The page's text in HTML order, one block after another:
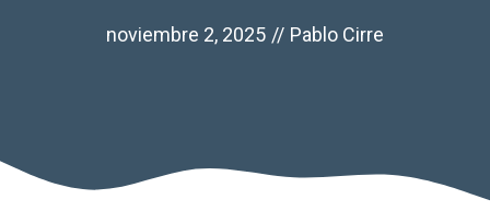
noviembre 2, 2025 // Pablo Cirre